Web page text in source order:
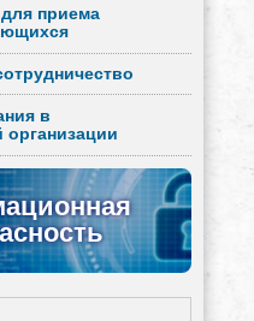
приема
в
организации